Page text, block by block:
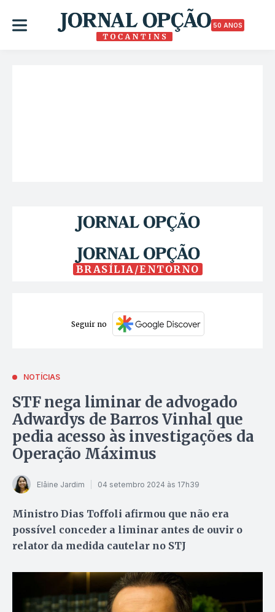
50 ANOS
BRASÍLIA/ENTORNO
Seguir no
NOTÍCIAS
STF nega liminar de advogado
Adwardys de Barros Vinhal que
pedia acesso às investigações da
Operação Máximus
Elâine Jardim 04 setembro 2024 às 17h39
Ministro Dias Toffoli afirmou que não era
possível conceder a liminar antes de ouvir o
relator da medida cautelar no STJ